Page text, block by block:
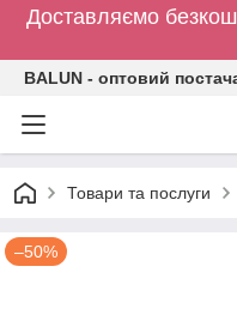
Доставляємо
BALUN - оптовий
Товари та послуги
–50%